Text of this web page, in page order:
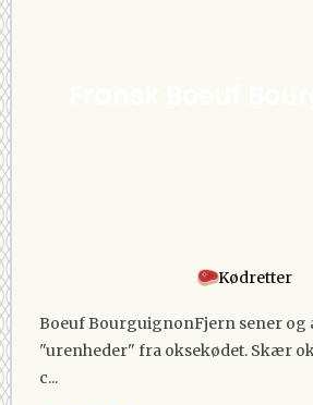
Kødretter
Boeuf BourguignonFjern sener og
"urenheder" fra oksekødet. Skær
c...